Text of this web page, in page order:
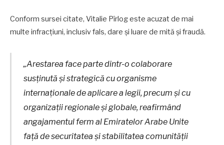
Conform sursei citate, Vitalie Pîrlog este acuzat de mai
multe infracțiuni, inclusiv fals, dare și luare de mită și fraudă.
„Arestarea face parte dintr-o colaborare
susținută și strategică cu organisme
internaționale de aplicare a legii, precum și cu
organizații regionale și globale, reafirmând
angajamentul ferm al Emiratelor Arabe Unite
față de securitatea și stabilitatea comunității